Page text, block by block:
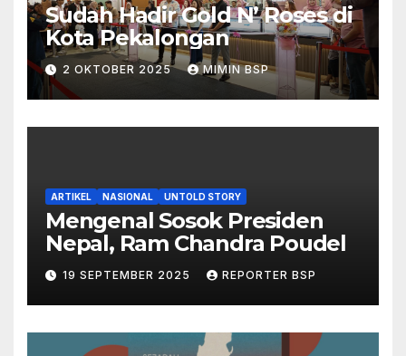
Sudah Hadir Gold N’ Roses di
Kota Pekalongan
2 OKTOBER 2025 MIMIN BSP
ARTIKEL NASIONAL UNTOLD STORY
Mengenal Sosok Presiden
Nepal, Ram Chandra Poudel
19 SEPTEMBER 2025 REPORTER BSP